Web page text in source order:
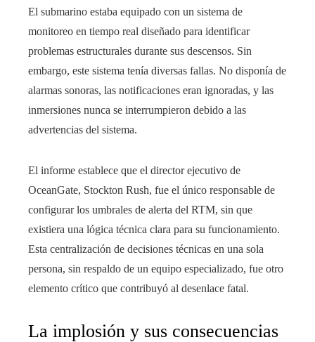
El submarino estaba equipado con un sistema de
monitoreo en tiempo real diseñado para identificar
problemas estructurales durante sus descensos. Sin
embargo, este sistema tenía diversas fallas. No disponía de
alarmas sonoras, las notificaciones eran ignoradas, y las
inmersiones nunca se interrumpieron debido a las
advertencias del sistema.
El informe establece que el director ejecutivo de
OceanGate, Stockton Rush, fue el único responsable de
configurar los umbrales de alerta del RTM, sin que
existiera una lógica técnica clara para su funcionamiento.
Esta centralización de decisiones técnicas en una sola
persona, sin respaldo de un equipo especializado, fue otro
elemento crítico que contribuyó al desenlace fatal.
La implosión y sus consecuencias